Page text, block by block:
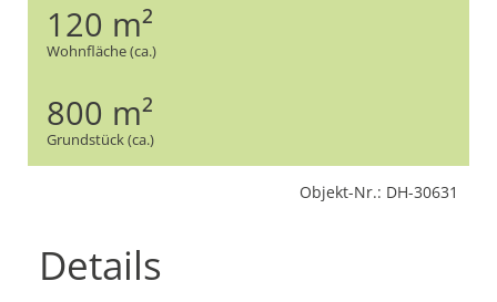
120 m²
Wohnfläche (ca.)
800 m²
Grundstück (ca.)
Objekt-Nr.: DH-30631
Details